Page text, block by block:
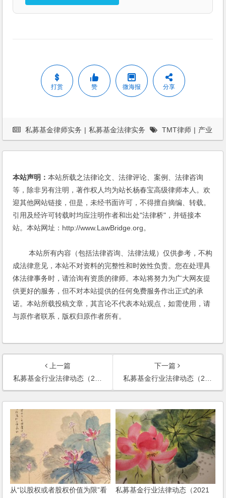
打赏 赞 微海报 分享
私募基金律师实务 | 私募基金法律实务 TMT律师 | 产业
基金 | 并购律师 | 杨春宝 | 案例 | 法律服务 | 法律桥 | 私募基
本站声明：本站所载之法律论文、法律评论、案例、法律咨询
等，除非另有注明，著作权人均为站长杨春宝高级律师本人。欢
迎其他网站链接，但是，未经书面许可，不得擅自摘编、转载。
引用及经许可转载时均应注明作者和出处"法律桥"，并链接本
站。本站网址：http://www.LawBridge.org。
本站所有内容（包括法律咨询、法律法规）仅供参考，不构
成法律意见，本站不对资料的完整性和时效性负责。您在处理具
体法律事务时，请洽询有资质的律师。本站将努力为广大网友提
供更好的服务，但不对本站提供的任何免费服务作出正式的承
诺。本站所载投稿文章，其言论不代表本站观点，如需使用，请
与原作者联系，版权归原作者所有。
上一篇
私募基金行业法律动态（2022年10月/总第56期）
下一篇
私募基金行业法律动态（2022年11月/总第57期）
从“以股权或者股权价值为限”看
私募基金行业法律动态（2021